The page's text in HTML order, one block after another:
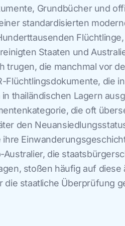
Grundbücher und
standardisierten
Staaten und
trugen, die manchmal vor
Flüchtlingsdokumente, die
thailändischen Lagern
die oft
den
ihre
Australier, die
stoßen häufig auf diese
die staatliche Überprüfung